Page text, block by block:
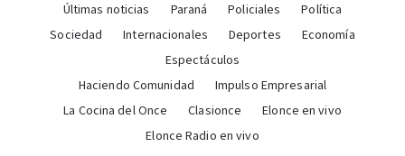
Últimas noticias Paraná Policiales
Política
Sociedad
Internacionales Deportes
Economía
Espectáculos
Haciendo Comunidad
Impulso Empresarial
La Cocina del Once
Clasionce
Elonce en vivo
Elonce Radio en vivo